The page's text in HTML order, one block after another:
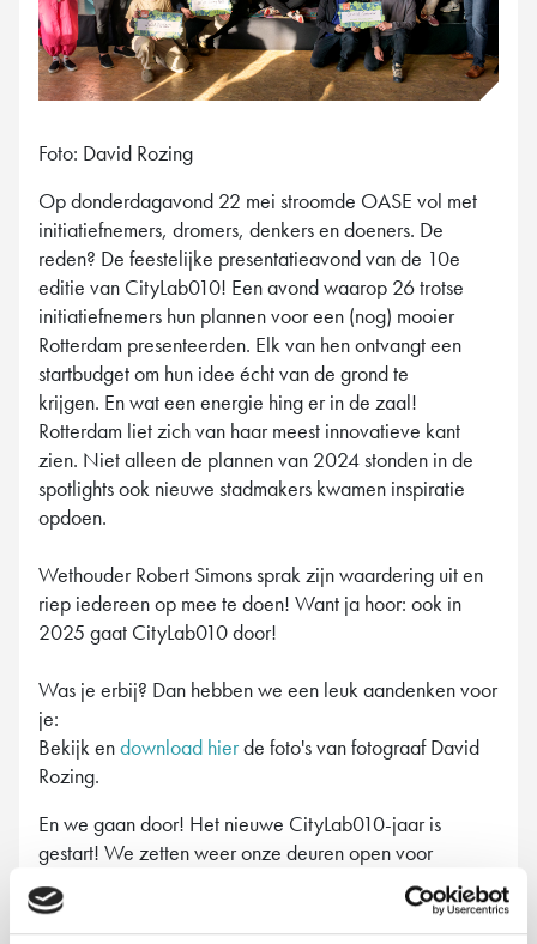
Foto: David Rozing
Op donderdagavond 22 mei stroomde OASE vol met
initiatiefnemers, dromers, denkers en doeners. De
reden? De feestelijke presentatieavond van de 10e
editie van CityLab010! Een avond waarop 26 trotse
initiatiefnemers hun plannen voor een (nog) mooier
Rotterdam presenteerden. Elk van hen ontvangt een
startbudget om hun idee écht van de grond te
krijgen. En wat een energie hing er in de zaal!
Rotterdam liet zich van haar meest innovatieve kant
zien. Niet alleen de plannen van 2024 stonden in de
spotlights ook nieuwe stadmakers kwamen inspiratie
opdoen.
Wethouder Robert Simons sprak zijn waardering uit en
riep iedereen op mee te doen! Want ja hoor: ook in
2025 gaat CityLab010 door!
Was je erbij? Dan hebben we een leuk aandenken voor
je:
Bekijk endownload hierde foto's van fotograaf David
Rozing.
En we gaan door! Het nieuwe CityLab010-jaar is
gestart! We zetten weer onze deuren open voor
innovatieve ideeën van Rotterdammers. Heb jij een
goed plan dat Rotterdam socialer, groener of veiliger